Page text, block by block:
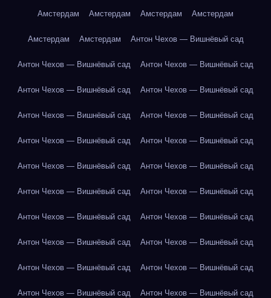
Амстердам Амстердам Амстердам Амстердам
Амстердам Амстердам Антон Чехов — Вишнёвый сад
Антон Чехов — Вишнёвый сад Антон Чехов — Вишнёвый сад
Антон Чехов — Вишнёвый сад Антон Чехов — Вишнёвый сад
Антон Чехов — Вишнёвый сад Антон Чехов — Вишнёвый сад
Антон Чехов — Вишнёвый сад Антон Чехов — Вишнёвый сад
Антон Чехов — Вишнёвый сад Антон Чехов — Вишнёвый сад
Антон Чехов — Вишнёвый сад Антон Чехов — Вишнёвый сад
Антон Чехов — Вишнёвый сад Антон Чехов — Вишнёвый сад
Антон Чехов — Вишнёвый сад Антон Чехов — Вишнёвый сад
Антон Чехов — Вишнёвый сад Антон Чехов — Вишнёвый сад
Антон Чехов — Вишнёвый сад Антон Чехов — Вишнёвый сад